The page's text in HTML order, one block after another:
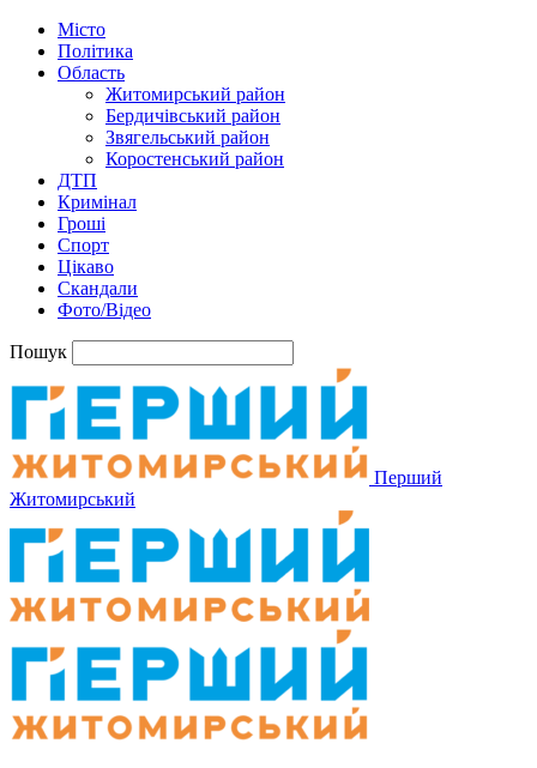
Місто
Політика
Область
Житомирський район
Бердичівський район
Звягельський район
Коростенський район
ДТП
Кримінал
Гроші
Спорт
Цікаво
Скандали
Фото/Відео
Пошук
Перший
Житомирський